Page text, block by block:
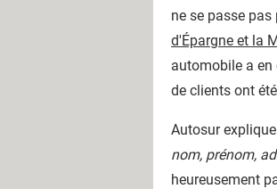
ne se passe
d'Épargne et la
automobile a
de clients ont
Autosur
nom, prénom,
heureusement